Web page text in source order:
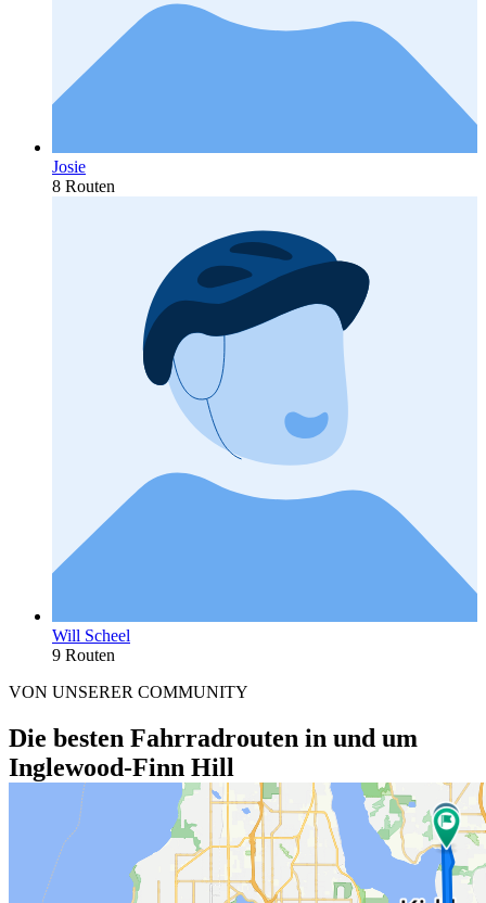
Josie
8 Routen
Will Scheel
9 Routen
VON UNSERER COMMUNITY
Die besten Fahrradrouten in und um
Inglewood-Finn Hill